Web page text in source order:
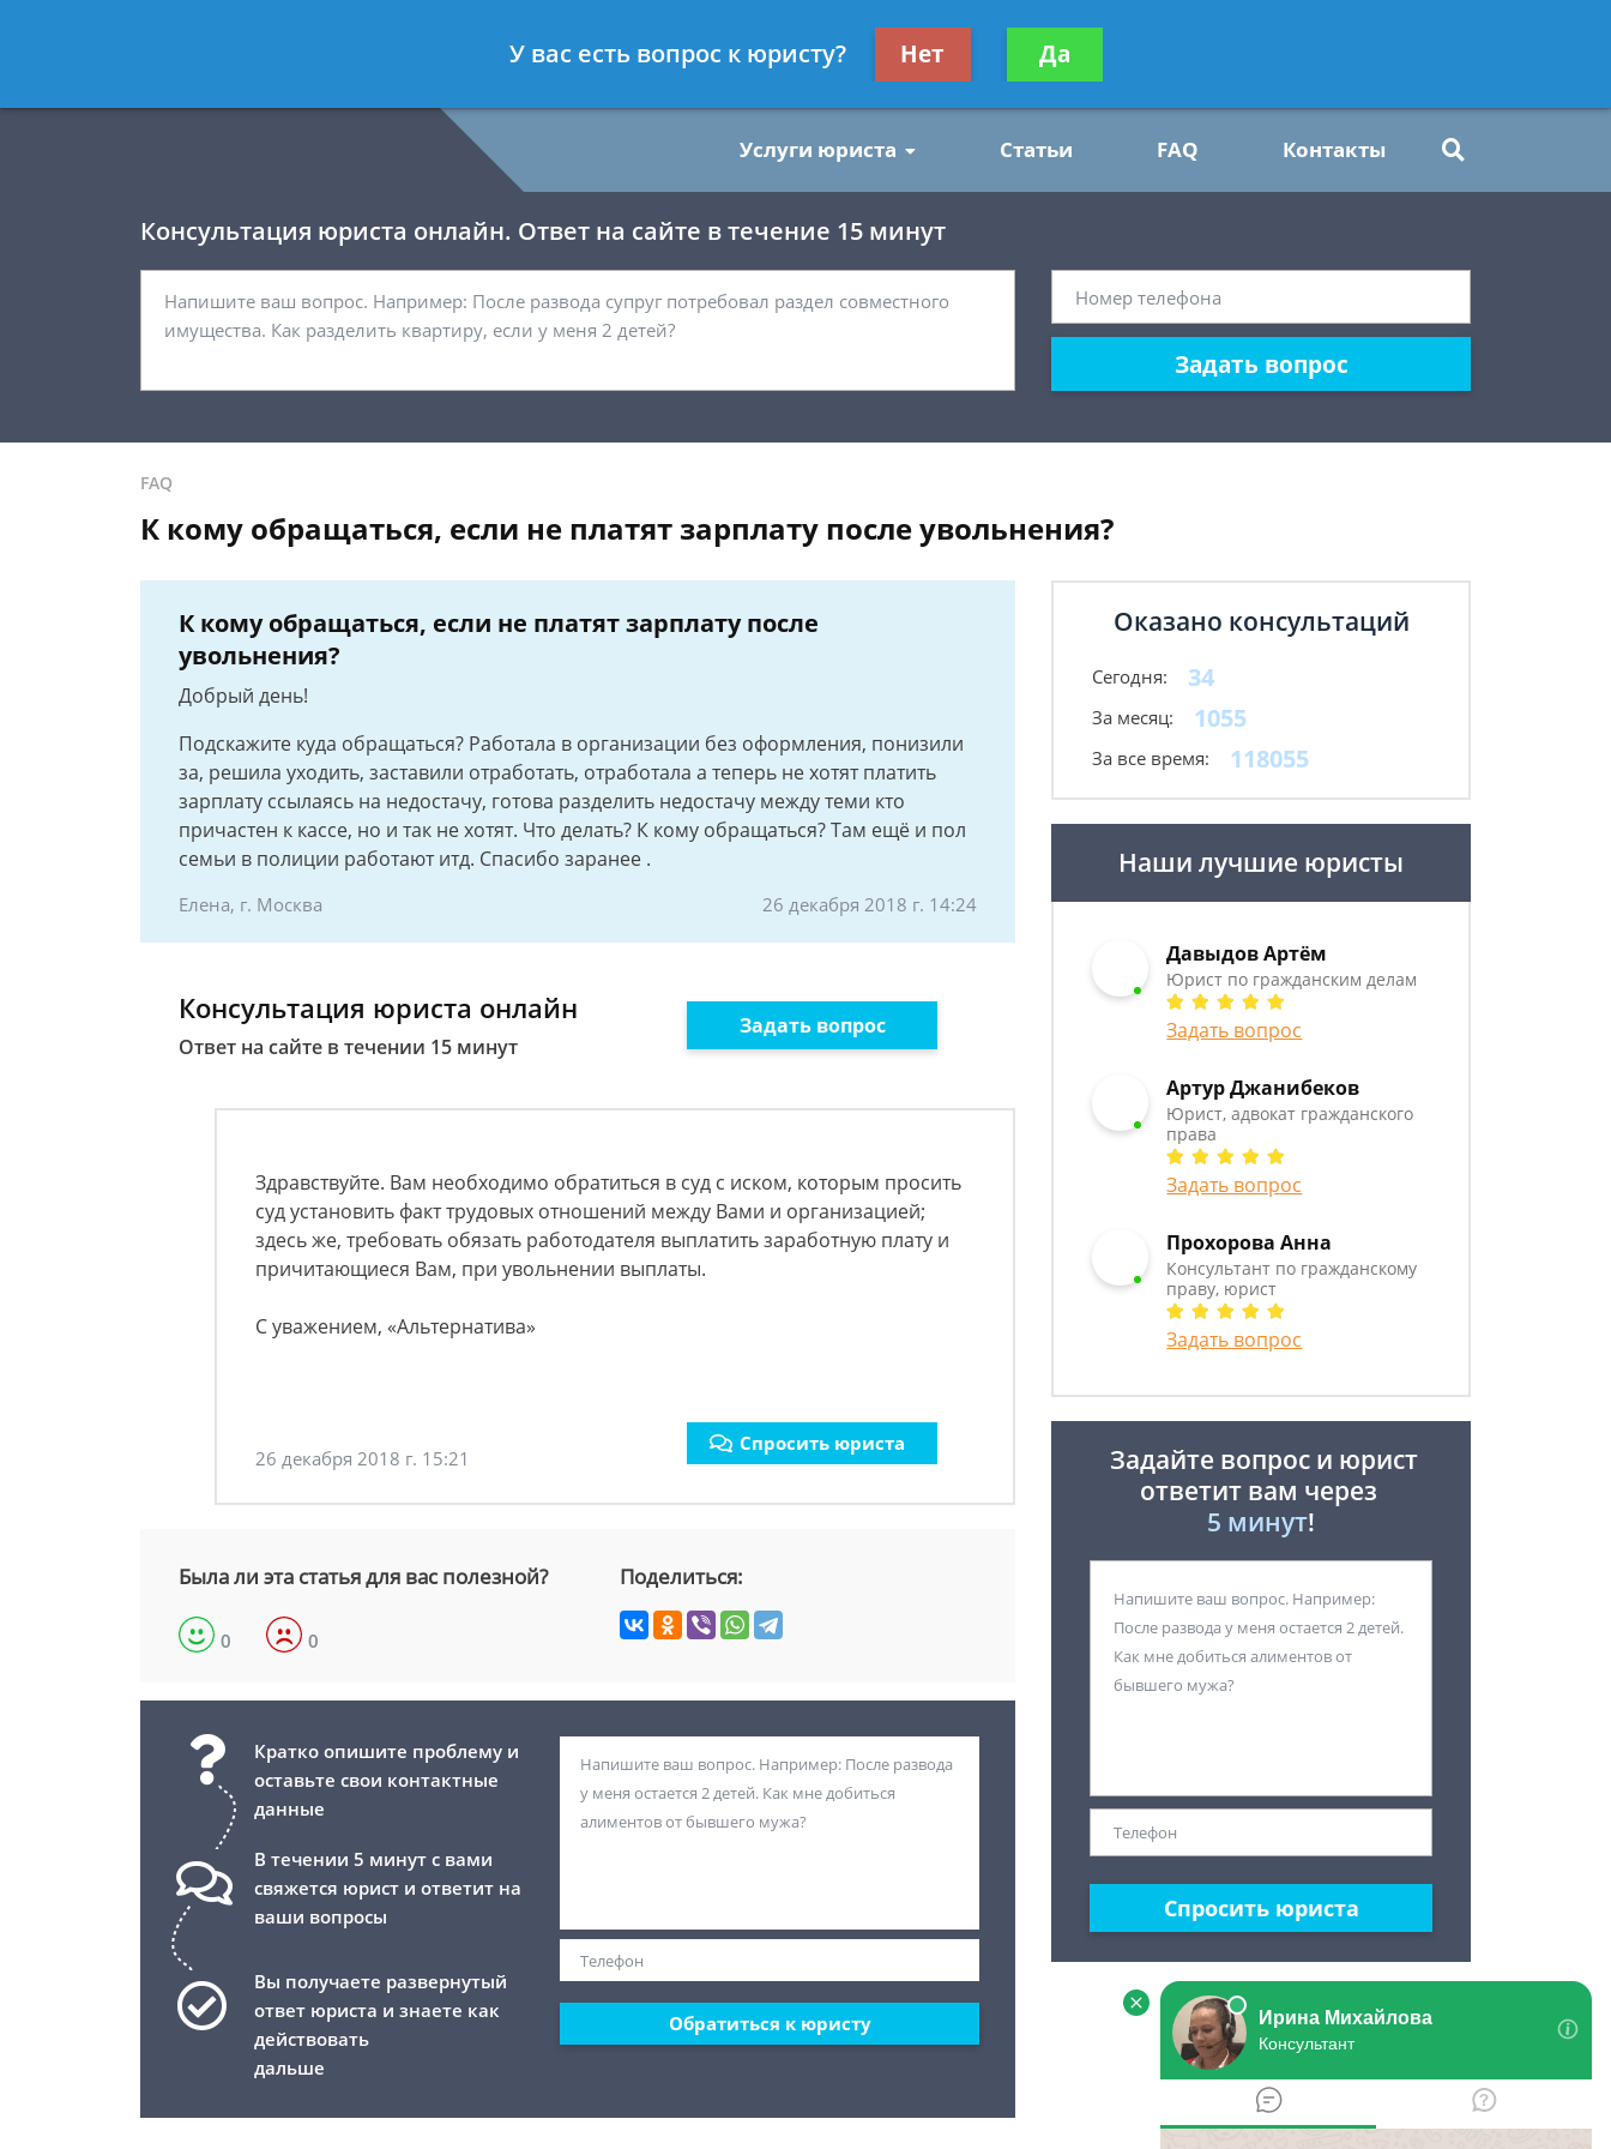
- Юрист по гражданским делам
Получите консультацию
бесплатно
Услуги юриста Статьи FAQ Контакты
Консультация юриста онлайн. Ответ на сайте в течение 15 минут
Задать вопрос
FAQ
К кому обращаться, если не платят зарплату после увольнения?
К кому обращаться, если не платят зарплату после
увольнения?
Добрый день!
Подскажите куда обращаться? Работала в организации без оформления, понизили
за, решила уходить, заставили отработать, отработала а теперь не хотят платить
зарплату ссылаясь на недостачу, готова разделить недостачу между теми кто
причастен к кассе, но и так не хотят. Что делать? К кому обращаться? Там ещё и пол
семьи в полиции работают итд. Спасибо заранее .
Елена, г. Москва 26 декабря 2018 г. 14:24
Консультация юриста онлайн
Ответ на сайте в течении 15 минут
Задать вопрос
Здравствуйте. Вам необходимо обратиться в суд с иском, которым просить
суд установить факт трудовых отношений между Вами и организацией;
здесь же, требовать обязать работодателя выплатить заработную плату и
причитающиеся Вам, при увольнении выплаты.
С уважением, «Альтернатива»
26 декабря 2018 г. 15:21
Спросить юриста
Была ли эта статья для вас полезной?
0 0
Поделиться:
Кратко опишите проблему и
оставьте свои контактные
данные
В течении 5 минут с вами
свяжется юрист и ответит на
ваши вопросы
Вы получаете развернутый
ответ юриста и знаете как
действовать
дальше
Обратиться к юристу
Оказано консультаций
Сегодня: 34
За месяц: 1055
За все время: 118055
Наши лучшие юристы
Давыдов Артём
Юрист по гражданским делам
Задать вопрос
Артур Джанибеков
Юрист, адвокат гражданского
права
Задать вопрос
Прохорова Анна
Консультант по гражданскому
праву, юрист
Задать вопрос
Задайте вопрос и юрист
ответит вам через
5 минут!
Спросить юриста
У вас есть вопрос к юристу? Нет Да